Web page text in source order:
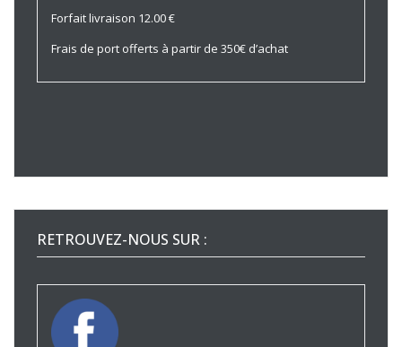
Forfait livraison 12.00 €
Frais de port offerts à partir de 350€ d’achat
RETROUVEZ-NOUS SUR :